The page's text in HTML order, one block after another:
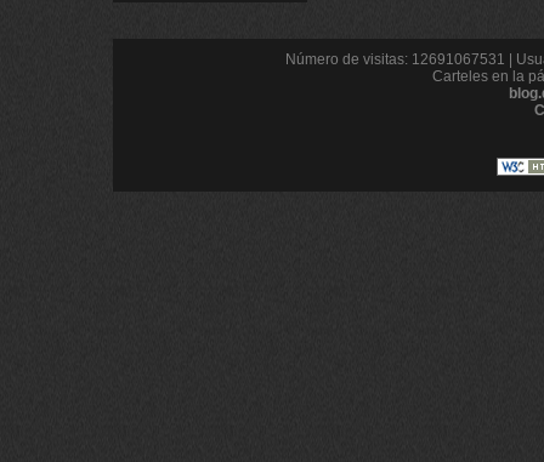
Número de visitas: 12691067531 |
Carteles en la